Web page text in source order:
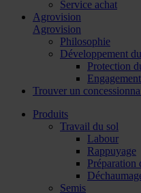
Service achat
Agrovision
Agrovision
Philosophie
Développement
Protection
Trouver un
Produits
Travail du sol
Labour
Rappuyage
Préparation
Semis